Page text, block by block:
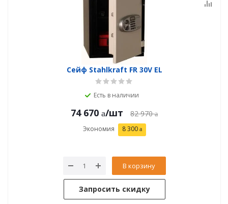
Сейф Stahlkraft FR 30V EL
Есть в наличии
74 670 /шт 82 970
Экономия 8 300
В корзину
Запросить скидку